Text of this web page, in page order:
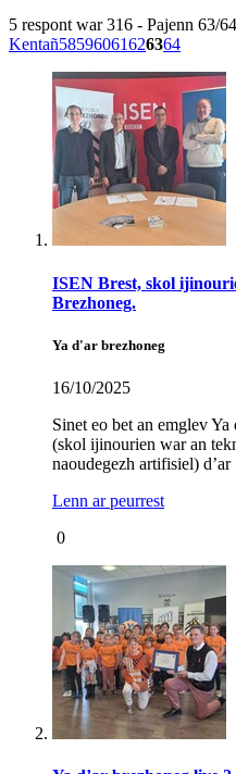
5 respont war 316 - Pajenn 63/64
Kentañ58596061626364
ISEN Brest, skol
Brezhoneg.
Ya d'ar brezhoneg
16/10/2025
Sinet eo bet an emglev
(skol ijinourien war an
naoudegezh artifisiel)
Lenn ar peurrest
0